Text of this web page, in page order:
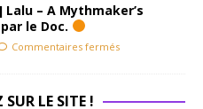
Lalu – A Mythmaker’s
le Doc.
Commentaires fermés
SUR LE SITE !